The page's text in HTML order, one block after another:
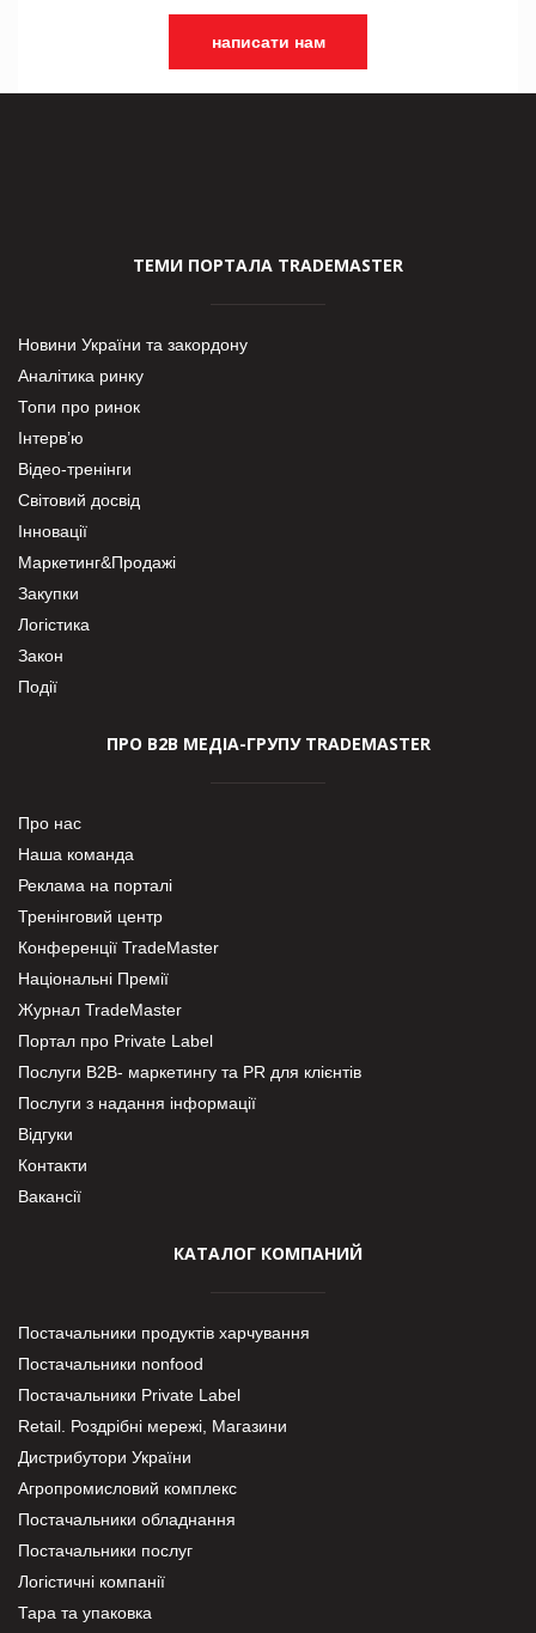
написати нам
ТЕМИ ПОРТАЛА TRADEMASTER
Новини України та закордону
Аналітика ринку
Топи про ринок
Інтерв’ю
Відео-тренінги
Світовий досвід
Інновації
Маркетинг&Продажі
Закупки
Логістика
Закон
Події
ПРО В2В МЕДІА-ГРУПУ TRADEMASTER
Про нас
Наша команда
Реклама на порталі
Тренінговий центр
Конференції TradeMaster
Національні Премії
Журнал TradeMaster
Портал про Private Label
Послуги В2В- маркетингу та PR для клієнтів
Послуги з надання інформації
Відгуки
Контакти
Вакансії
КАТАЛОГ КОМПАНИЙ
Постачальники продуктів харчування
Постачальники nonfood
Постачальники Private Label
Retail. Роздрібні мережі, Магазини
Дистрибутори України
Агропромисловий комплекс
Постачальники обладнання
Постачальники послуг
Логістичні компанії
Тара та упаковка